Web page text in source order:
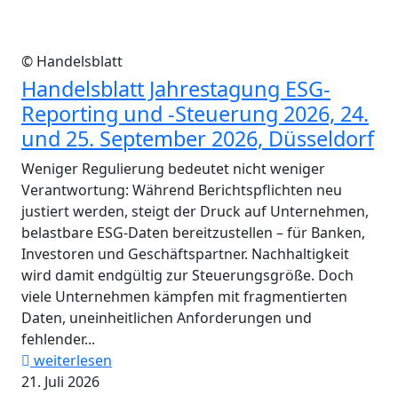
© Handelsblatt
Handelsblatt Jahrestagung ESG-
Reporting und -Steuerung 2026, 24.
und 25. September 2026, Düsseldorf
Weniger Regulierung bedeutet nicht weniger
Verantwortung: Während Berichtspflichten neu
justiert werden, steigt der Druck auf Unternehmen,
belastbare ESG-Daten bereitzustellen – für Banken,
Investoren und Geschäftspartner. Nachhaltigkeit
wird damit endgültig zur Steuerungsgröße. Doch
viele Unternehmen kämpfen mit fragmentierten
Daten, uneinheitlichen Anforderungen und
fehlender...
weiterlesen
21. Juli 2026